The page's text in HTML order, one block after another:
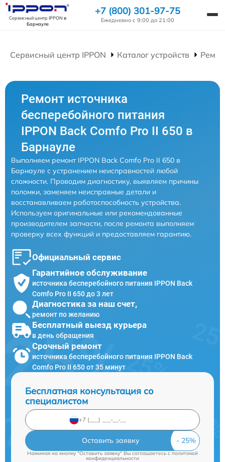
Сервисный центр IPPON в
Барнауле
+7 (800) 301-97-75
Ежедневно с 9:00 до 21:00
Сервисный центр IPPON Каталог устройств
Ремонт источника
бесперебойного питания
IPPON Back Comfo Pro II 650 в
Барнауле
Выполняем ремонт IPPON Back Comfo Pro II 650 в
Барнауле с устранением неисправностей любой
сложности. Проводим диагностику, выявляем причины
поломки, заменяем неисправные детали и
восстанавливаем работоспособность устройства.
Используем оригинальные или рекомендованные
производителем запчасти, после ремонта выполняем
проверку всех функций и предоставляем гарантию.
Официальный сервис
Гарантийное обслуживание
источника бесперебойного питания IPPON Back
Comfo Pro II 650 до 3 лет
Диагностика за наш счет,
ремонт по желанию
Бесплатный выезд курьера
в день обращения
Срочный ремонт
источника бесперебойного питания IPPON Back
Comfo Pro II 650 от 35 минут
Бесплатная консультация со
специалистом
Оставить заявку
Нажимая на кнопку "Оставить заявку" Вы соглашаетесь cполитикой
конфиденциальности